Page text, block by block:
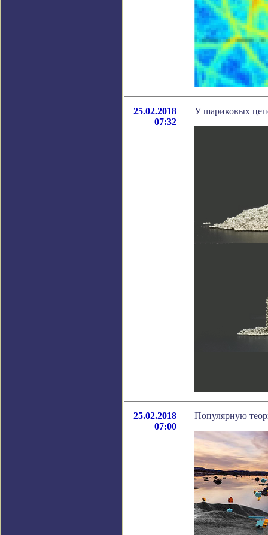
25.02.2018
07:32
У шариковых
25.02.2018
07:00
Популярную